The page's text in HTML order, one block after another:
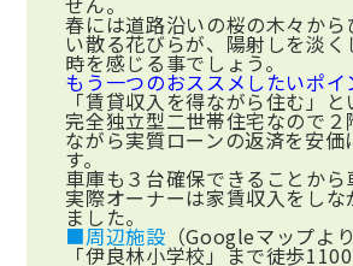
春には道路沿いの桜の木々から
い散る花びらが、陽射しを淡く
時を感じる事でしょう。
もう一つのおススメしたいポイ
「賃貸収入を得ながら住む」と
完全独立型二世帯住宅なので２
ながら実質ローンの返済を安価
す。
車庫も３台確保できることから
実際オーナーは家賃収入をしな
ました。
■周辺施設 （Googleマップよ
「伊良林小学校」まで徒歩